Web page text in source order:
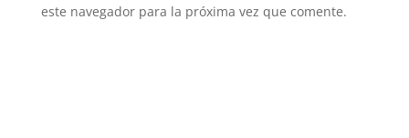
este navegador para la próxima vez que comente.